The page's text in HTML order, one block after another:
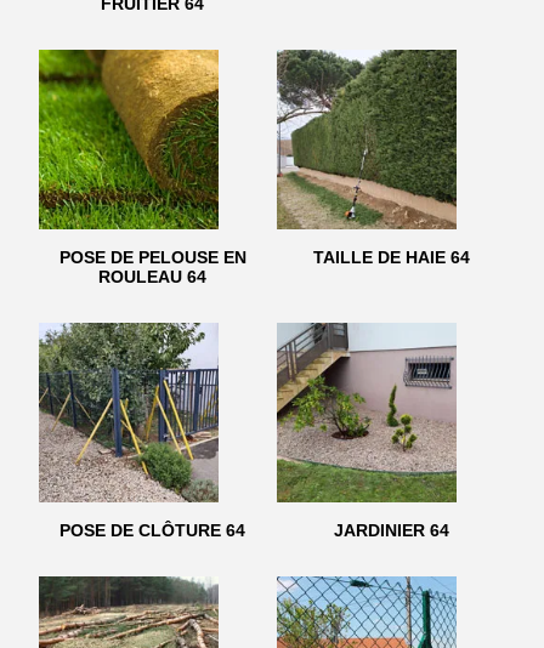
POSE DE PELOUSE EN
ROULEAU 64
TAILLE DE HAIE 64
POSE DE CLÔTURE 64 JARDINIER 64